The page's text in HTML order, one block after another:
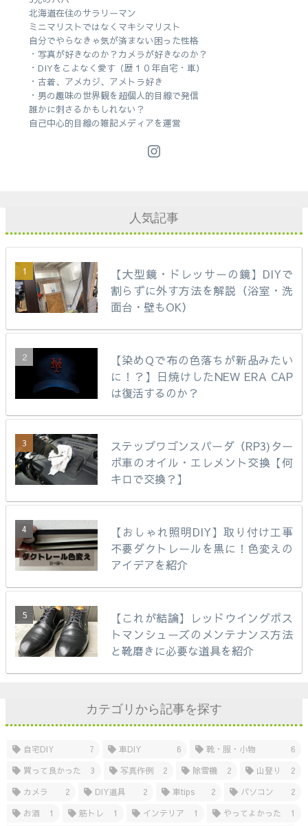
北海道在住のサラリーマン
ミニマリストではなくマキシマリスト
自分でやらなきゃ気が済まない困った性格
・写真が好きなのか？カメラが好きなのか？
・DIYをこよなく愛す（歴１０年自宅・車）
・古着、アメカジ、アメトラ好き
・男の趣味の世界観を超個人的目線で発信
誰かに刺さるかもしれない？
自己中心的目線の雑記メディアを運営
人気記事
【大型鏡・ドレッサーの鏡】DIYで
割らずに外す方法を解説（浴室・洗
面台・壁もOK）
【染めQで布の色落ちが新品みたい
に！？】日焼けしたNEW ERA CAP
は復活するのか？
ステップワゴンスパーダ（RP3)ター
ボ車のオイル・エレメント交換【何
キロで交換？】
【おしゃれ照明DIY】取り付け工事
不要ダクトレールを黒に！色変えの
アイデアを紹介
【これが結論】レッドウイングポス
トマンシューズのメンテナンス方法
と靴磨きに必要な道具を紹介
カテゴリから記事を探す
自宅DIY 7 車DIY 6 靴・服・小物
6
買って良かった
3 写真作例 2 除雪機 2 山登り
2
カメラ
2 DIY道具 2 車tips 2 パソコン
2
お酒
1 筋トレ 1 インテリア 1 やってよかった 1